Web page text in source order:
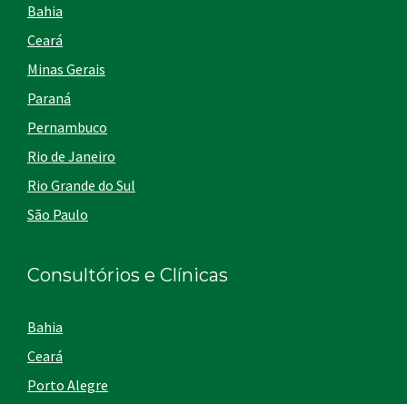
Bahia
Ceará
Minas Gerais
Paraná
Pernambuco
Rio de Janeiro
Rio Grande do Sul
São Paulo
Consultórios e Clínicas
Bahia
Ceará
Porto Alegre